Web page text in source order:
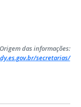
Origem das informações:
secretarias/